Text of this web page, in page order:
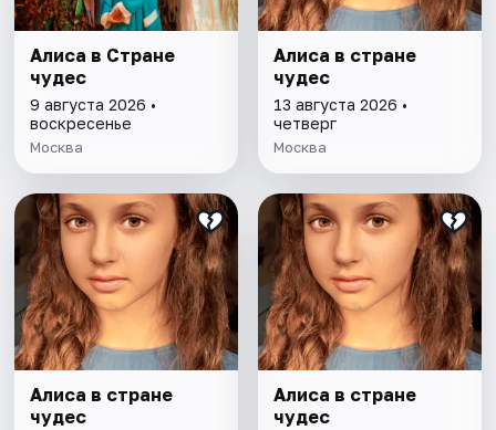
Алиса в Стране
чудес
9 августа 2026 •
воскресенье
Москва
Алиса в стране
чудес
13 августа 2026 •
четверг
Москва
Алиса в стране
чудес
Алиса в стране
чудес